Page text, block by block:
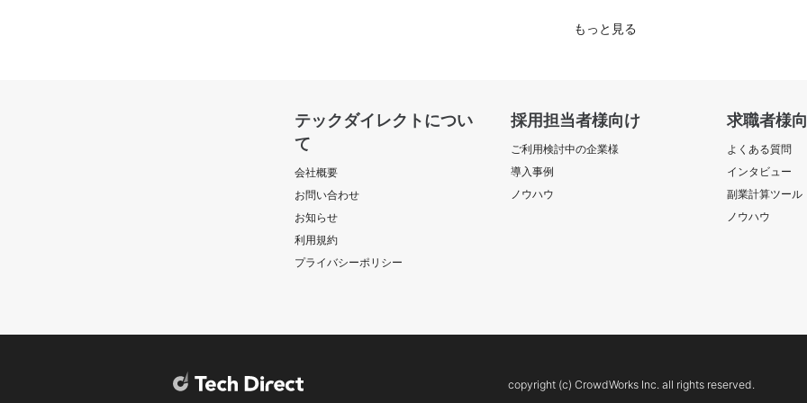
もっと見る
テックダイレクトについ
て
会社概要
お問い合わせ
お知らせ
利用規約
プライバシーポリシー
採用担当者様向け
ご利用検討中の企業様
導入事例
ノウハウ
求職者様
よくある質問
インタビュー
副業計算ツール
ノウハウ
copyright (c) CrowdWorks Inc. all rights reserved.